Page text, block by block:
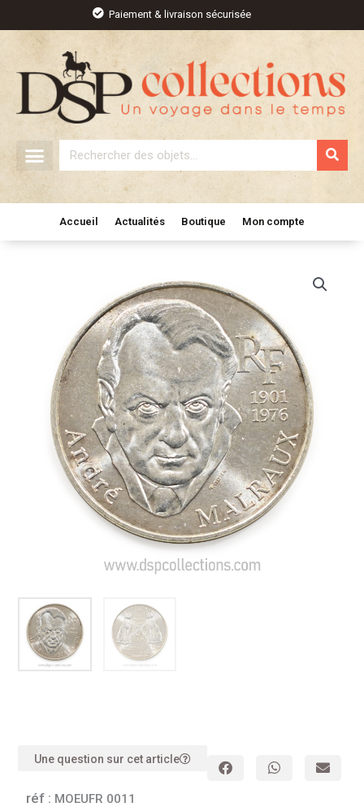
contenu
Paiement & livraison sécurisée
Rechercher
Accueil Actualités Boutique Mon compte
Une question sur cet article
réf : MOEUFR 0011